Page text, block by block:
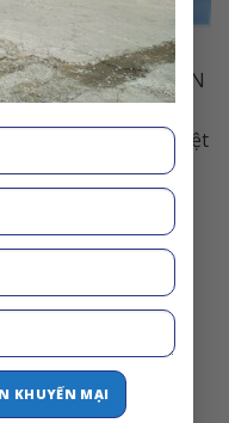
LÒNG LIÊN HỆ ĐẾN
Phân Phối Xe Faw Việt
8, Quận Gò
Tây, Phường Vĩnh
Mr Công
khách hàng gần x